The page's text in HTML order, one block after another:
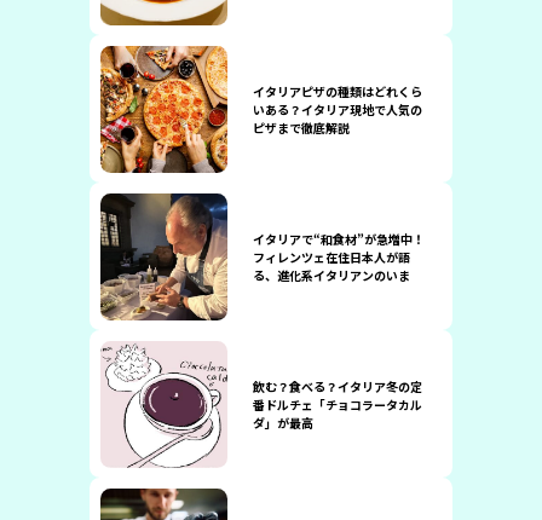
イタリアピザの種類はどれくら
いある？イタリア現地で人気の
ピザまで徹底解説
イタリアで“和食材”が急増中！
フィレンツェ在住日本人が語
る、進化系イタリアンのいま
飲む？食べる？イタリア冬の定
番ドルチェ「チョコラータカル
ダ」が最高